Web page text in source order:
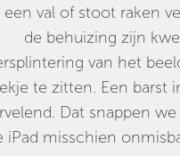
een val of stoot raken
de behuizing zijn
van het
te zitten. Een barst
Dat snappen
iPad misschien